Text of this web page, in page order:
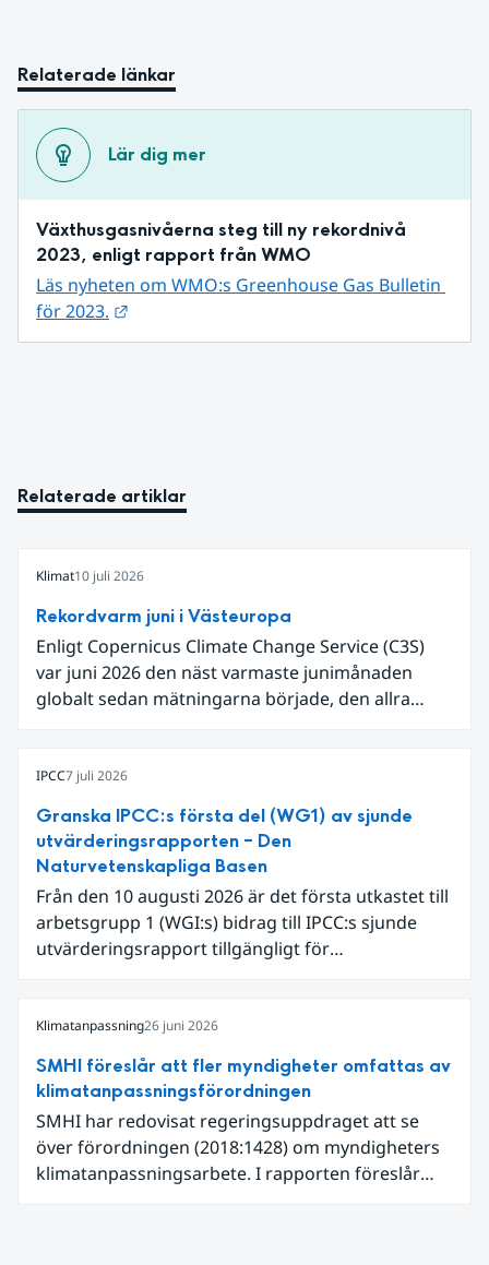
Relaterade länkar
Lär dig mer
Växthusgasnivåerna steg till ny rekordnivå
2023, enligt rapport från WMO
Läs nyheten om WMO:s Greenhouse Gas Bulletin
för 2023.
Relaterade artiklar
Klimat10 juli 2026
Rekordvarm juni i Västeuropa
Enligt Copernicus Climate Change Service (C3S)
var juni 2026 den näst varmaste junimånaden
globalt sedan mätningarna började, den allra
begränsar oss till Västeuropa var det den allra
varmaste juni. Detta betingades till stor del av en
extrem hetta i slutet av månaden. Världshavens
ytvattentemperaturer var den högsta som
uppmätts för en juni månad, vilket ligger i fas med
en framväxande El Niño i Stilla havet.
IPCC7 juli 2026
Granska IPCC:s första del (WG1) av sjunde
utvärderingsrapporten – Den
Naturvetenskapliga Basen
Från den 10 augusti 2026 är det första utkastet till
arbetsgrupp 1 (WGI:s) bidrag till IPCC:s sjunde
utvärderingsrapport tillgängligt för
Klimatanpassning26 juni 2026
SMHI föreslår att fler myndigheter omfattas av
klimatanpassningsförordningen
SMHI har redovisat regeringsuppdraget att se
över förordningen (2018:1428) om myndigheters
klimatanpassningsarbete. I rapporten föreslår